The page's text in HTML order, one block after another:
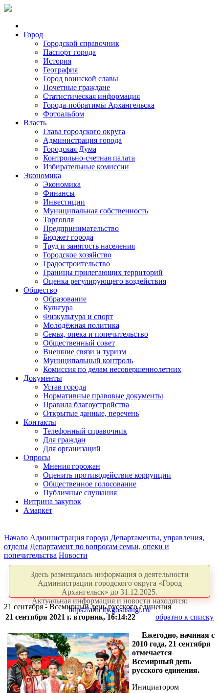
Город
Городской справочник
Паспорт города
История
География
Город воинской славы
Почетные граждане
Статистическая информация
Города-побратимы Архангельска
Фотоальбом
Власть
Глава городского округа
Администрация города
Городская Дума
Контрольно-счетная палата
Избирательные комиссии
Экономика
Экономика
Финансы
Инвестиции
Муниципальная собственность
Торговля
Предпринимательство
Бюджет города
Труд и занятость населения
Городское хозяйство
Градостроительство
Границы прилегающих территорий
Оценка регулирующего воздействия
Общество
Образование
Культура
Физкультура и спорт
Молодёжная политика
Семья, опека и попечительство
Общественный совет
Внешние связи и туризм
Муниципальный контроль
Комиссия по делам несовершеннолетних
Документы
Устав города
Нормативные правовые документы
Правила благоустройства
Открытые данные, перечень
Контакты
Телефонный справочник
Для граждан
Для организаций
Опросы
Мнения горожан
Оценить противодействие коррупции
Общественное голосование
Публичные слушания
Витрина закупок
Амаркет
Начало Администрация города Департаменты, управления,
отделы Департамент по вопросам семьи, опеки и
попечительства Новости
Здесь размещалась информация о деятельности
Администрации городского округа «Город
Архангельск» до 31.12.2025.
Актуальная информация и новости находятся:
https://arhcity.gosuslugi.ru/
21 сентября - Всемирный день русского единения
21 сентября 2021 г. вторник, 16:14:22
обратно к списку
Ежегодно, начиная с
2010 года, 21 сентября
отмечается
Всемирный день
русского единения.
Инициатором